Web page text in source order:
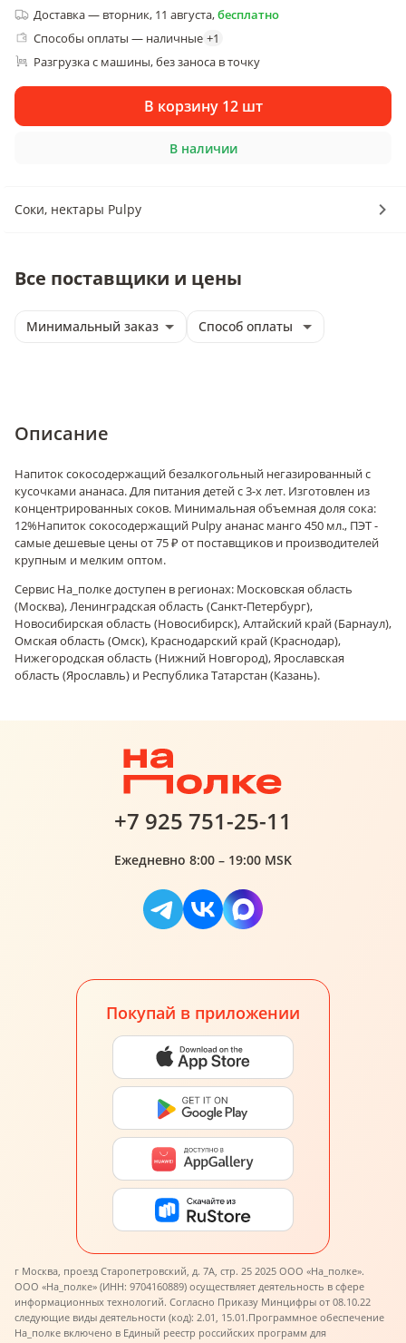
Доставка— вторник, 11 августа,бесплатно
Способы оплаты — наличные +1
Разгрузка с машины, без заноса в точку
В корзину 12 шт
В наличии
Соки, нектары Pulpy
Все поставщики и цены
Минимальный заказ Способ оплаты
Описание
Напиток сокосодержащий безалкогольный негазированный с
кусочками ананаса. Для питания детей с 3-х лет. Изготовлен из
концентрированных соков. Минимальная объемная доля сока:
12%Напиток сокосодержащий Pulpy ананас манго 450 мл., ПЭТ -
самые дешевые цены от 75 ₽ от поставщиков и производителей
крупным и мелким оптом.
Сервис На_полке доступен в регионах: Московская область
(Москва), Ленинградская область (Санкт-Петербург),
Новосибирская область (Новосибирск), Алтайский край (Барнаул),
Омская область (Омск), Краснодарский край (Краснодар),
Нижегородская область (Нижний Новгород), Ярославская
область (Ярославль) и Республика Татарстан (Казань).
+7 925 751-25-11
Ежедневно 8:00 – 19:00 MSK
Покупай в приложении
г Москва, проезд Старопетровский, д. 7А, стр. 25 2025 ООО «На_полке».
ООО «На_полке» (ИНН: 9704160889) осуществляет деятельность в сфере
информационных технологий. Согласно Приказу Минцифры от 08.10.22
следующие виды деятельности (код): 2.01, 15.01.Программное обеспечение
На_полке включено в Единый реестр российских программ для